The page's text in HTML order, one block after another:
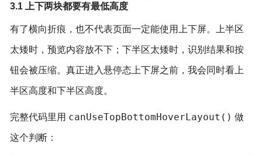
3.1 上下两块都要有最低高度
有了横向折痕，也不代表页面一定能使用上下屏。上半区
太矮时，预览内容放不下；下半区太矮时，识别结果和按
钮会被压缩。真正进入悬停态上下屏之前，我会同时看上
半区高度和下半区高度。
完整代码里用 canUseTopBottomHoverLayout() 做
这个判断：